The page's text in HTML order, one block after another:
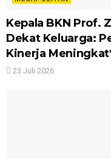
Kepala BKN Prof.
Dekat Keluarga:
Kinerja
23 Juli 2026